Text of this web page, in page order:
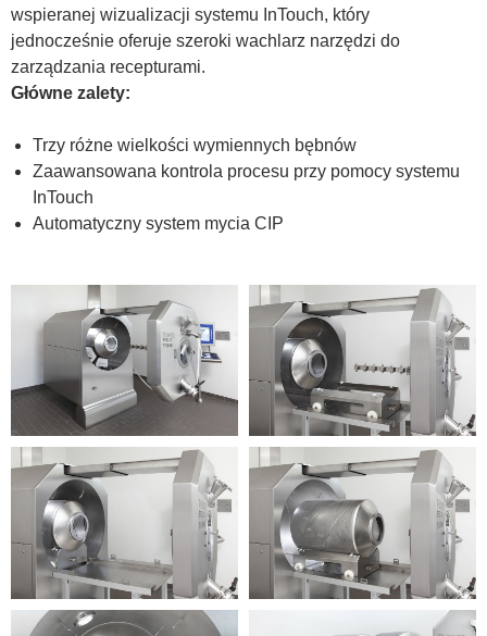
wspieranej wizualizacji systemu InTouch, który
jednocześnie oferuje szeroki wachlarz narzędzi do
zarządzania recepturami.
Główne zalety:
Trzy różne wielkości wymiennych bębnów
Zaawansowana kontrola procesu przy pomocy systemu
InTouch
Automatyczny system mycia CIP